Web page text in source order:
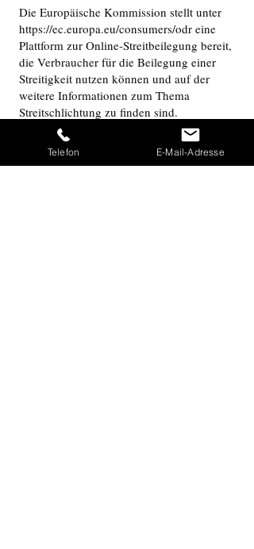
Die Europäische Kommission stellt unter
https://ec.europa.eu/consumers/odr eine
Plattform zur Online-Streitbeilegung bereit,
die Verbraucher für die Beilegung einer
Streitigkeit nutzen können und auf der
weitere Informationen zum Thema
Streitschlichtung zu finden sind.
Außergerichtliche Streitbeilegung:
Telefon E-Mail-Adresse